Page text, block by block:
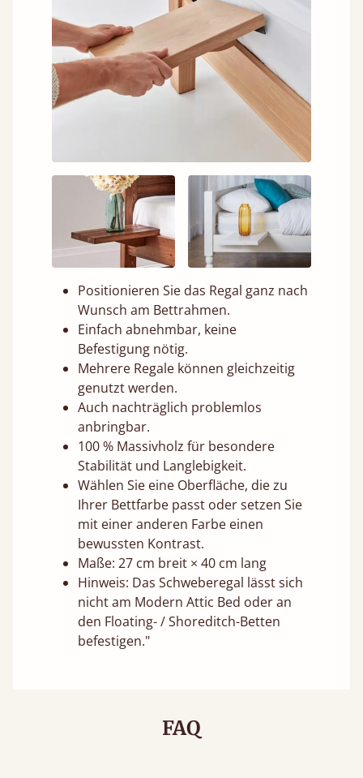
Positionieren Sie das Regal ganz nach
Wunsch am Bettrahmen.
Einfach abnehmbar, keine
Befestigung nötig.
Mehrere Regale können gleichzeitig
genutzt werden.
Auch nachträglich problemlos
anbringbar.
100 % Massivholz für besondere
Stabilität und Langlebigkeit.
Wählen Sie eine Oberfläche, die zu
Ihrer Bettfarbe passt oder setzen Sie
mit einer anderen Farbe einen
bewussten Kontrast.
Maße: 27 cm breit × 40 cm lang
Hinweis: Das Schweberegal lässt sich
nicht am Modern Attic Bed oder an
den Floating- / Shoreditch-Betten
befestigen."
FAQ